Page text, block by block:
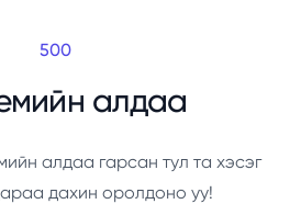
500
алдаа
алдаа гарсан тул та хэсэг
дахин оролдоно уу!